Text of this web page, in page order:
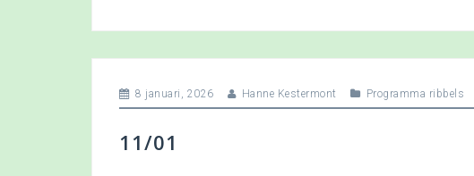
8 januari, 2026 Hanne Kestermont Programma ribbels
11/01